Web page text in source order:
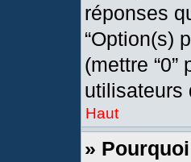
réponses
“Option(s)
(mettre
utilisateurs
Haut
»